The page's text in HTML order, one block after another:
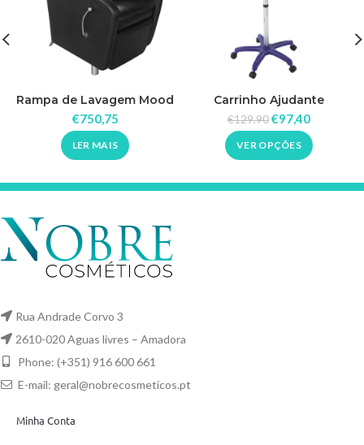
Rampa de Lavagem Mood
€750,75
LER MAIS
Carrinho Ajudante
Multicolor Dompel
€129,90€97,40
VER OPÇÕES
Rua Andrade Corvo 3
2610-020 Aguas livres – Amadora
Phone: (+351) 916 600 661
E-mail: geral@nobrecosmeticos.pt
Minha Conta